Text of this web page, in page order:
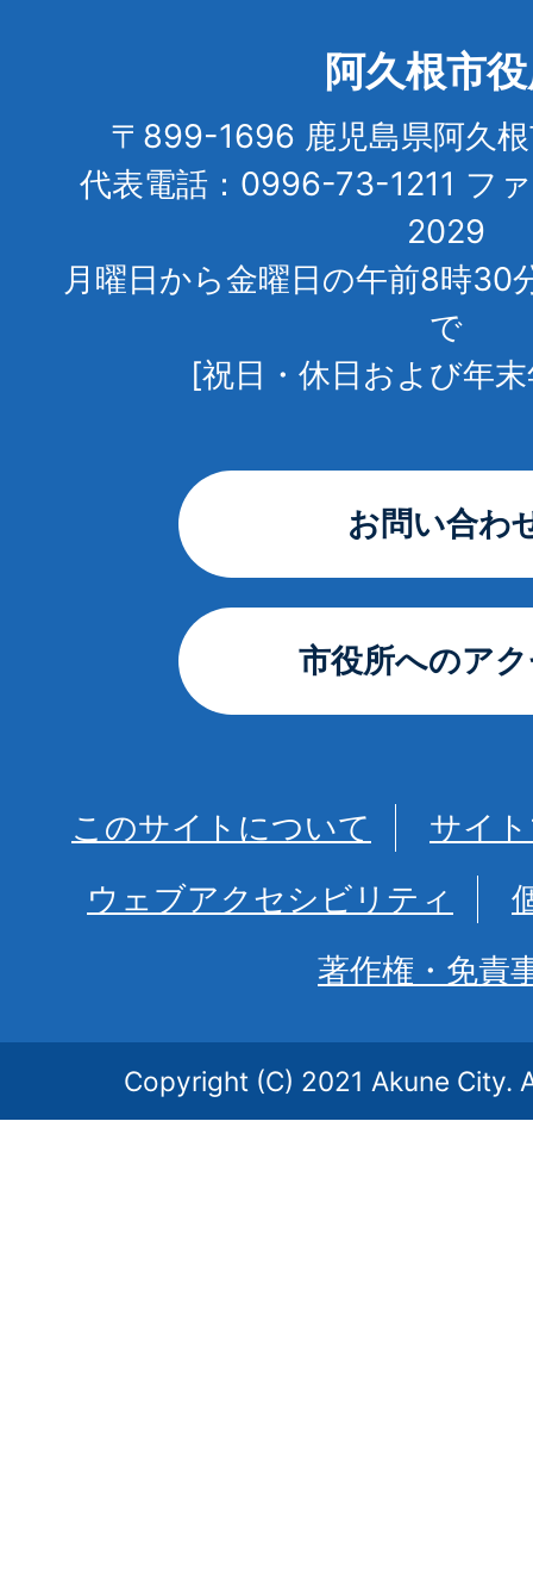
阿久根市
〒899-1696 鹿児島県阿久
代表電話：0996-73-1211 フ
2029
月曜日から金曜日の午前8時30
で
[祝日・休日および年
お問い合わ
市役所へのア
このサイトについて
サイ
ウェブアクセシビリティ
著作権・免責
Copyright (C) 2021 Akune City.